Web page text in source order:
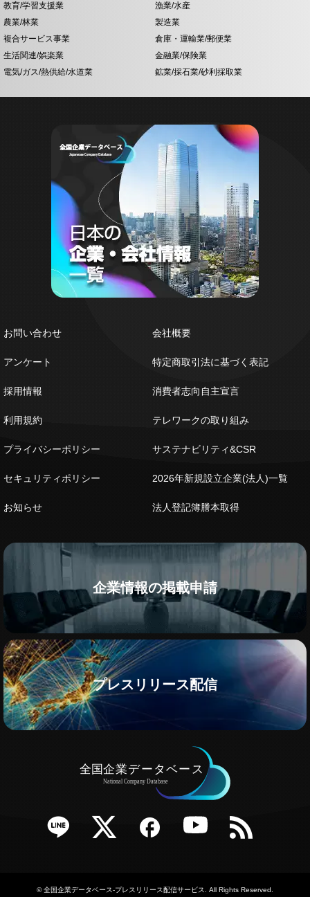
教育/学習支援業
漁業/水産
農業/林業
製造業
複合サービス事業
倉庫・運輸業/郵便業
生活関連/娯楽業
金融業/保険業
電気/ガス/熱供給/水道業
鉱業/採石業/砂利採取業
お問い合わせ
アンケート
採用情報
利用規約
プライバシーポリシー
セキュリティポリシー
お知らせ
会社概要
特定商取引法に基づく表記
消費者志向自主宣言
テレワークの取り組み
サステナビリティ&CSR
2026年新規設立企業(法人)一覧
法人登記簿謄本取得
企業情報の掲載申請
プレスリリース配信
Twitter Facebook YouTube RSS
©全国企業データベース-プレスリリース配信サービス . All Rights Reserved.